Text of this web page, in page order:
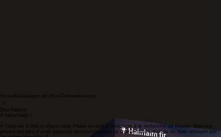
Accueil Catalogue de Jeux Contactez-nous